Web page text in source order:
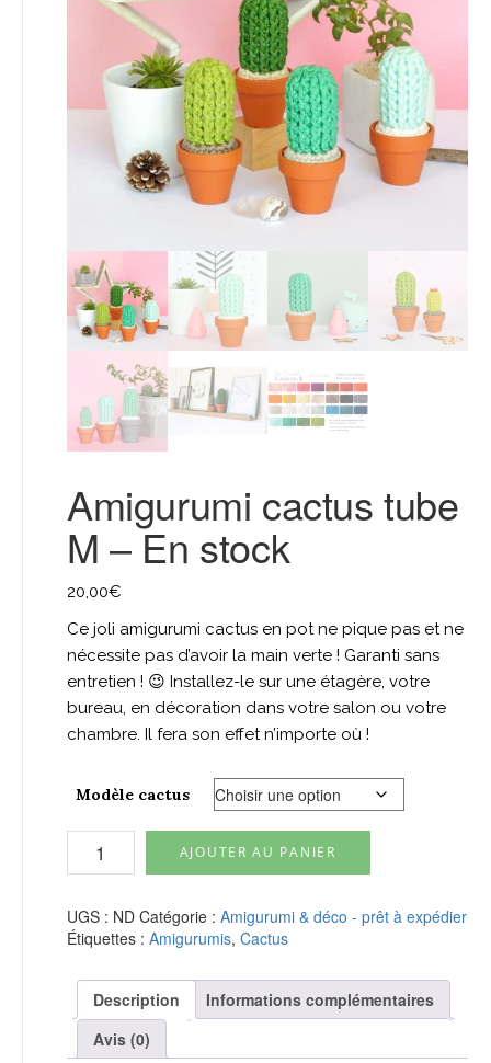
Amigurumi cactus tube
M – En stock
20,00€
Ce joli amigurumi cactus en pot ne pique pas et ne
nécessite pas d’avoir la main verte ! Garanti sans
entretien ! 😉 Installez-le sur une étagère, votre
bureau, en décoration dans votre salon ou votre
chambre. Il fera son effet n’importe où !
Modèle cactus
cactus
tube
M
stock
AJOUTER AU PANIER
UGS : ND Catégorie : Amigurumi & déco - prêt à expédier
Étiquettes : Amigurumis, Cactus
Description
Informations complémentaires
Avis (0)